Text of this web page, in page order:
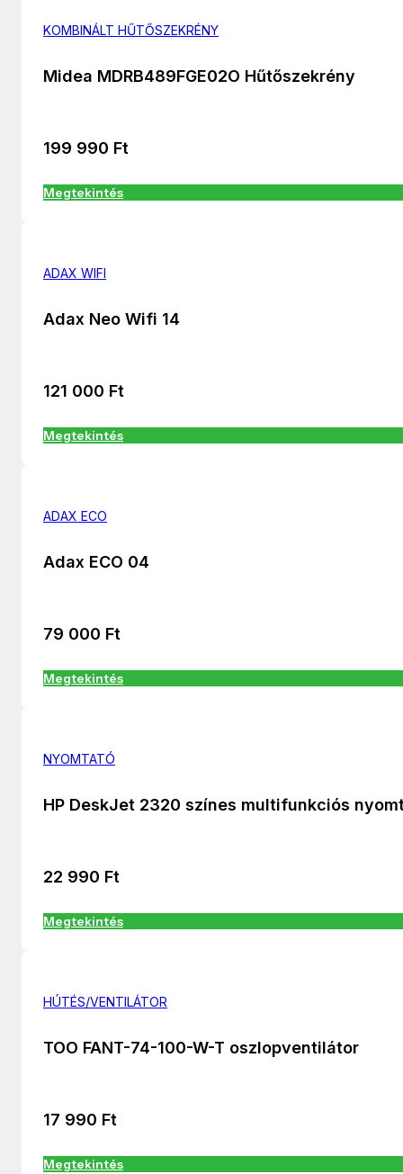
KOMBINÁLT HŰTŐSZEKRÉNY
Midea MDRB489FGE02O Hűtőszekrény
199 990 Ft
Megtekintés
ADAX WIFI
Adax Neo Wifi 14
121 000 Ft
Megtekintés
ADAX ECO
Adax ECO 04
79 000 Ft
Megtekintés
NYOMTATÓ
HP DeskJet 2320 színes multifunkciós
22 990 Ft
Megtekintés
HÚTÉS/VENTILÁTOR
TOO FANT-74-100-W-T oszlopventilátor
17 990 Ft
Megtekintés